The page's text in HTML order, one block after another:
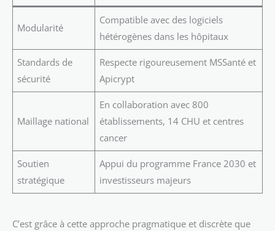
Modularité
Compatible avec des logiciels
hétérogènes dans les hôpitaux
Standards de
sécurité
Respecte rigoureusement MSSanté et
Apicrypt
Maillage national
En collaboration avec 800
établissements, 14 CHU et centres
cancer
Soutien
stratégique
Appui du programme France 2030 et
investisseurs majeurs
C’est grâce à cette approche pragmatique et discrète que